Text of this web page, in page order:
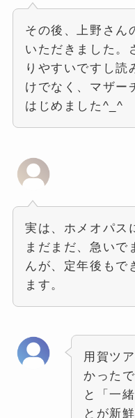
その後、上野さん
いただきました。
りやすいですし読
けでなく、マザー
はじめました^_^
実は、ホメオパス
まだまだ、急いで
んが、定年後もで
ます。
用賀ツ
かった
と「一
とが新